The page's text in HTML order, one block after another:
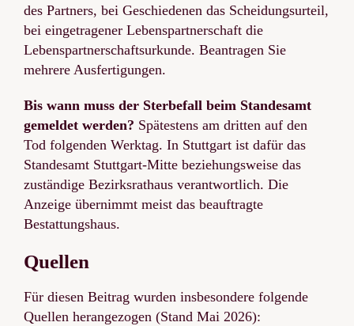
des Partners, bei Geschiedenen das Scheidungsurteil,
bei eingetragener Lebenspartnerschaft die
Lebenspartnerschaftsurkunde. Beantragen Sie
mehrere Ausfertigungen.
Bis wann muss der Sterbefall beim Standesamt
gemeldet werden? Spätestens am dritten auf den
Tod folgenden Werktag. In Stuttgart ist dafür das
Standesamt Stuttgart-Mitte beziehungsweise das
zuständige Bezirksrathaus verantwortlich. Die
Anzeige übernimmt meist das beauftragte
Bestattungshaus.
Quellen
Für diesen Beitrag wurden insbesondere folgende
Quellen herangezogen (Stand Mai 2026):